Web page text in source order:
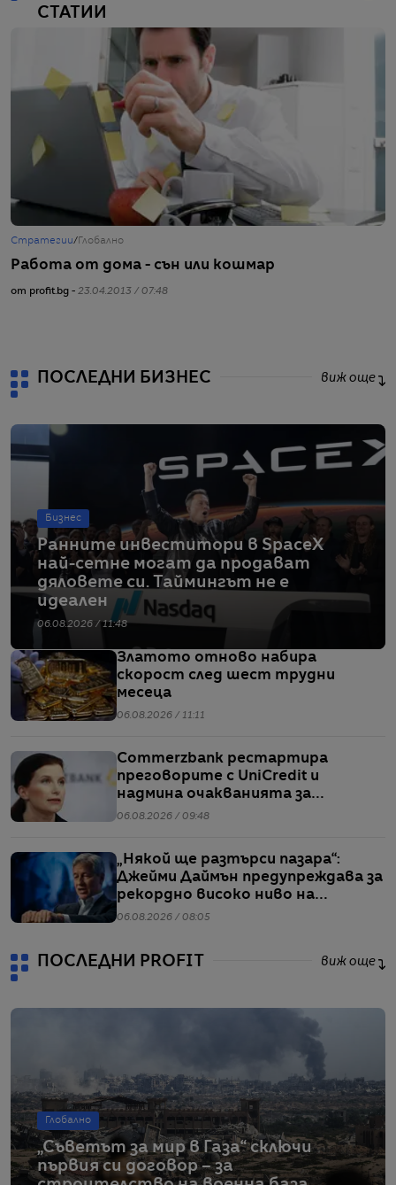
СТАТИИ
Стратегии/ Глобално
Работа от дома - сън или кошмар
от profit.bg - 23.04.2013 / 07:48
ПОСЛЕДНИ БИЗНЕС виж още
Бизнес
Ранните инвеститори в SpaceX
най-сетне могат да продават
дяловете си. Таймингът не е
идеален
06.08.2026 / 11:48
Златото отново набира
скорост след шест трудни
месеца
06.08.2026 / 11:11
Commerzbank рестартира
преговорите с UniCredit и
надмина очакванията за
тримесечието
06.08.2026 / 09:48
„Някой ще разтърси пазара“:
Джейми Даймън предупреждава за
рекордно високо ниво на
ливъридж
06.08.2026 / 08:05
ПОСЛЕДНИ PROFIT виж още
Глобално
„Съветът за мир в Газа“ сключи
първия си договор – за